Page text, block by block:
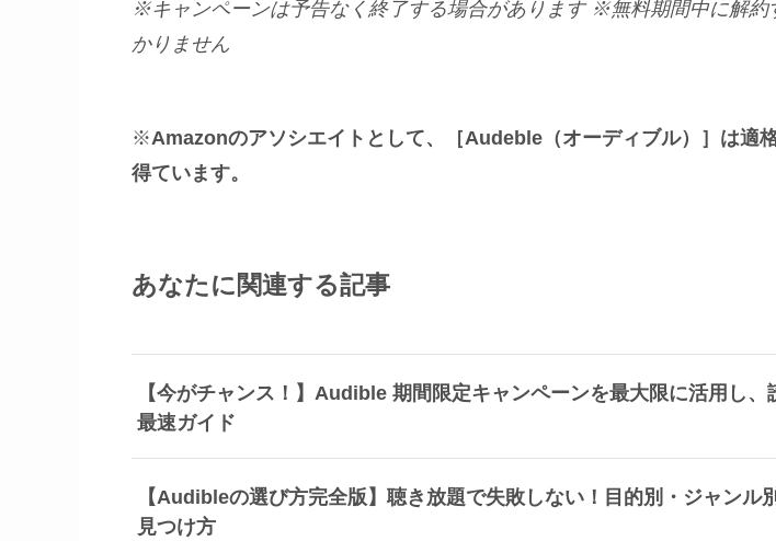
※キャンペーンは予告なく終了する場合があります ※無料期間中に解約
かりません
※Amazonのアソシエイトとして、［Audeble（オーディブル）］は適
得ています。
あなたに関連する記事
【今がチャンス！】Audible 期間限定キャンペーンを最大限に活用し、
最速ガイド
【Audibleの選び方完全版】聴き放題で失敗しない！目的別・ジャンル
見つけ方